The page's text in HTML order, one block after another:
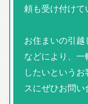
頼も受け付けて
お住まいの引
などにより、
したいという
スにぜひお問い